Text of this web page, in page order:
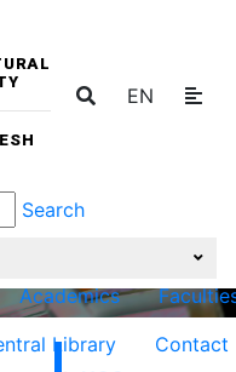
EN
Search
Academics
Library Contact